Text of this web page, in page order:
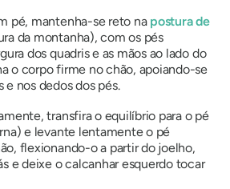
pé, mantenha-se reto na postura de
da montanha), com os pés
dos quadris e as mãos ao lado do
o corpo firme no chão, apoiando-se
e nos dedos dos pés.
transfira o equilíbrio para o pé
e levante lentamente o pé
flexionando-o a partir do joelho,
e deixe o calcanhar esquerdo tocar